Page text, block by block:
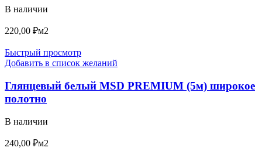
В наличии
220,00 ₽м2
Быстрый просмотр
Добавить в список желаний
Глянцевый белый MSD PREMIUM (5м) широкое
полотно
В наличии
240,00 ₽м2